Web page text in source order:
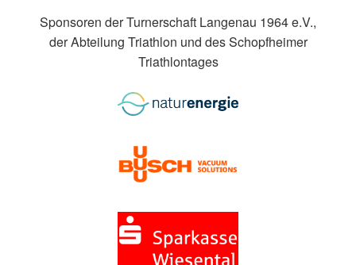
Sponsoren der Turnerschaft Langenau 1964 e.V.,
der Abteilung Triathlon und des Schopfheimer
Triathlontages